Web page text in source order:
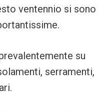
ventennio si sono
su
serramenti,